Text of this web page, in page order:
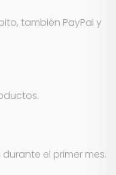
también PayPal y
el primer mes.